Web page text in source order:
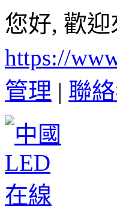
您好, 歡迎
https://
管理 | 聯